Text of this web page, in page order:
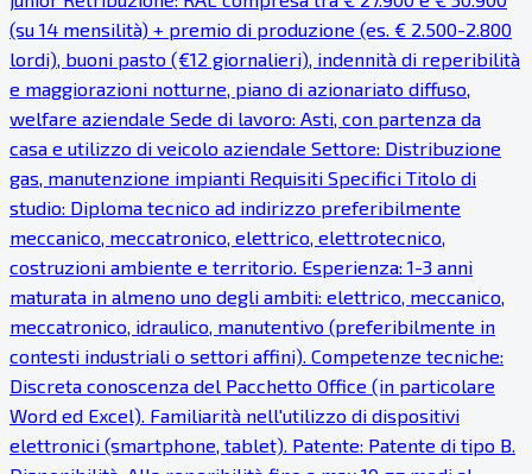
(su 14 mensilità) + premio di produzione (es. € 2.500-2.800
lordi), buoni pasto (€12 giornalieri), indennità di reperibilità
e maggiorazioni notturne, piano di azionariato diffuso,
welfare aziendale Sede di lavoro: Asti, con partenza da
casa e utilizzo di veicolo aziendale Settore: Distribuzione
gas, manutenzione impianti Requisiti Specifici Titolo di
studio: Diploma tecnico ad indirizzo preferibilmente
meccanico, meccatronico, elettrico, elettrotecnico,
costruzioni ambiente e territorio. Esperienza: 1-3 anni
maturata in almeno uno degli ambiti: elettrico, meccanico,
meccatronico, idraulico, manutentivo (preferibilmente in
contesti industriali o settori affini). Competenze tecniche:
Discreta conoscenza del Pacchetto Office (in particolare
Word ed Excel). Familiarità nell'utilizzo di dispositivi
elettronici (smartphone, tablet). Patente: Patente di tipo B.